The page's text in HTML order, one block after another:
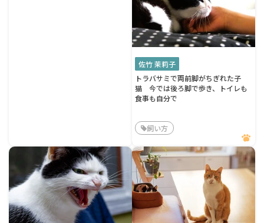
佐竹 茉莉子
トラバサミで両前脚がちぎれた子
猫 今では後ろ脚で歩き、トイレも
食事も自分で
飼い方